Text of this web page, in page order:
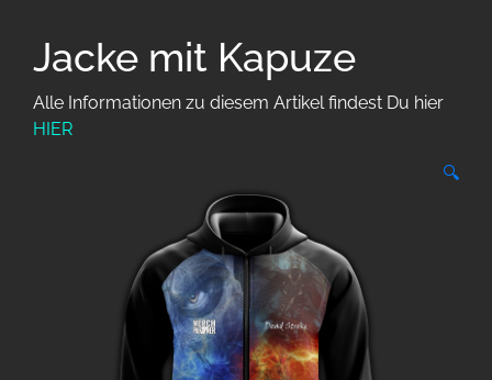
Jacke mit Kapuze
Alle Informationen zu diesem Artikel findest Du hier
HIER
🔍